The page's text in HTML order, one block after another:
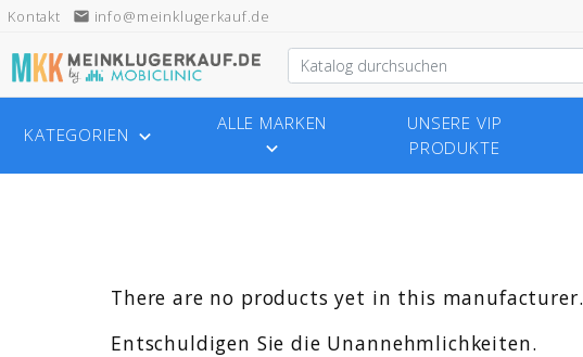
Kontakt email info@meinklugerkauf.de
KATEGORIEN 
ALLE MARKEN

UNSERE VIP
PRODUKTE
There are no products yet in this manufacturer.
Entschuldigen Sie die Unannehmlichkeiten.